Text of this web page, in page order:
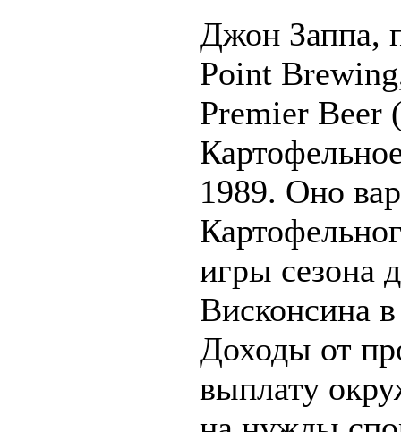
Джон Заппа,
Point
Premier Beer
1989. Оно
игры сезона
Висконсина
Доходы от
выплату